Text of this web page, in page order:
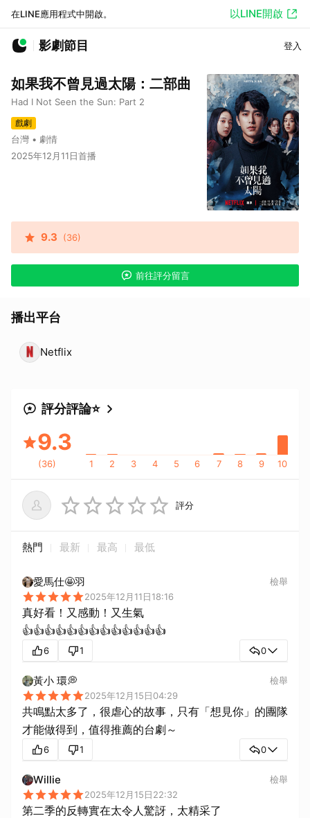
在LINE應用程式中開啟。 以LINE開啟
影劇節目 登入
如果我不曾見過太陽：二部曲
Had I Not Seen the Sun: Part 2
戲劇
台灣 • 劇情
2025年12月11日首播
9.3 (36)
前往評分留言
播出平台
Netflix
評分評論⭐
9.3
(36) 1 2 3 4 5 6 7 8 9 10
評分
熱門 最新 最高 最低
愛馬仕🤩羽
2025年12月11日18:16
檢舉
真好看！又感動！又生氣
👍👍👍👍👍👍👍👍👍👍👍👍👍
6 1 0
黃小 環💭
2025年12月15日04:29
檢舉
共鳴點太多了，很虐心的故事，只有「想見你」的團隊
才能做得到，值得推薦的台劇～
6 1 0
Willie
2025年12月15日22:32
檢舉
第二季的反轉實在太令人驚訝，太精采了